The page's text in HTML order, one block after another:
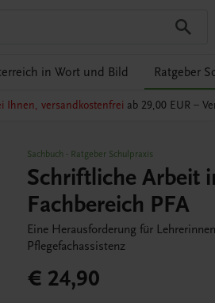
in Wort und Bild Ratgeber
Ihnen, versandkostenfrei ab 29,00 EUR –
Sachbuch - Ratgeber Schulpraxis
Schriftliche Arbeit
Fachbereich PFA
Eine Herausforderung für
Pflegefachassistenz
€ 24,90